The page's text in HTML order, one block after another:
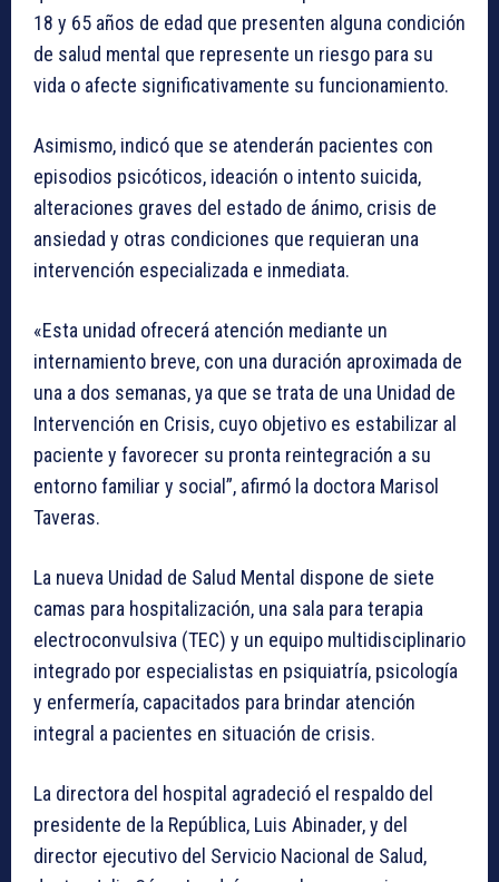
18 y 65 años de edad que presenten alguna condición
de salud mental que represente un riesgo para su
vida o afecte significativamente su funcionamiento.
Asimismo, indicó que se atenderán pacientes con
episodios psicóticos, ideación o intento suicida,
alteraciones graves del estado de ánimo, crisis de
ansiedad y otras condiciones que requieran una
intervención especializada e inmediata.
«Esta unidad ofrecerá atención mediante un
internamiento breve, con una duración aproximada de
una a dos semanas, ya que se trata de una Unidad de
Intervención en Crisis, cuyo objetivo es estabilizar al
paciente y favorecer su pronta reintegración a su
entorno familiar y social”, afirmó la doctora Marisol
Taveras.
La nueva Unidad de Salud Mental dispone de siete
camas para hospitalización, una sala para terapia
electroconvulsiva (TEC) y un equipo multidisciplinario
integrado por especialistas en psiquiatría, psicología
y enfermería, capacitados para brindar atención
integral a pacientes en situación de crisis.
La directora del hospital agradeció el respaldo del
presidente de la República, Luis Abinader, y del
director ejecutivo del Servicio Nacional de Salud,